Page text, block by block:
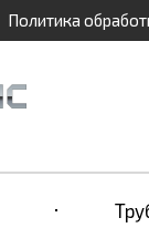
Политика